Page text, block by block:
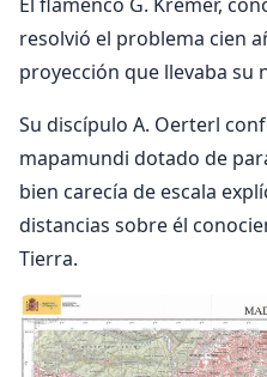
resolvió el problema cien
proyección que llevaba su
Su discípulo A. Oerterl
mapamundi dotado de
bien carecía de escala
distancias sobre él
Tierra.